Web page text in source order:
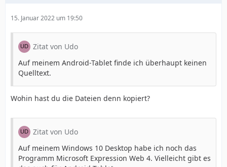
15. Januar 2022 um 19:50
Zitat von Udo
Auf meinem Android-Tablet finde ich überhaupt keinen
Quelltext.
Wohin hast du die Dateien denn kopiert?
Zitat von Udo
Auf meinem Windows 10 Desktop habe ich noch das
Programm Microsoft Expression Web 4. Vielleicht gibt es